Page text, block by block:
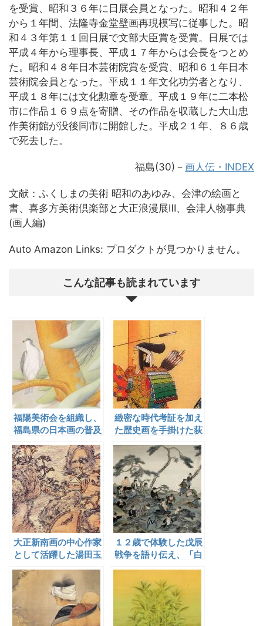
を受賞、昭和３６年に日展会員となった。昭和４２年
から１年間、法隆寺金堂壁画再現模写に従事した。昭
和４３年第１１回日展で文部大臣賞を受賞。日展では
平成４年から理事長、平成１７年からは会長をつとめ
た。昭和４８年日本芸術院賞を受賞、昭和６１年日本
芸術院会員となった。平成１１年文化功労者となり、
平成１８年には文化勲章を受章。平成１９年に二本松
市に作品１６９点を寄贈、その作品を収蔵した大山忠
作美術館が没後同市に開館した。平成２１年、８６歳
で死去した。
福島(30)－ 画人伝・INDEX
文献：ふくしまの美術 昭和のあゆみ、会津の絵画と
書、喜多方美術倶楽部と大正浪漫展Ⅲ、会津人物事典
(画人編)
Auto Amazon Links: プロダクトが見つかりません。
こんな記事も読まれています
福陽美術会を組織し、
福島県の日本画の普及
と向上に貢献した勝田
蕉琴
緻密な時代考証を加え
た歴史画を手掛けた荻
生天泉
大正新南画の中心作家
として活躍した湯田玉
水
１２歳で体験した戊辰
戦争を語り伝え、「白
虎隊自刃之図」を描い
た佐野石峰